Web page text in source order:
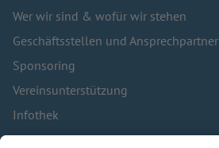
Wer wir sind & wofür wir stehen
Geschäftsstellen und Ansprechpartner
Sponsoring
Vereinsunterstützung
Infothek
Kontakt